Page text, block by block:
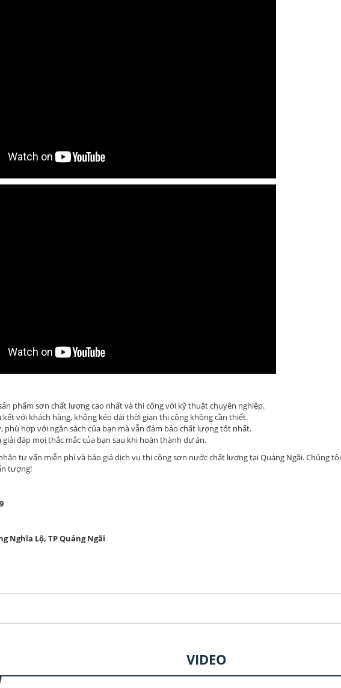
phẩm sơn chất lượng cao nhất và thi công với kỹ thuật chuyên nghiệp.
với khách hàng, không kéo dài thời gian thi công không cần thiết.
phù hợp với ngân sách của bạn mà vẫn đảm bảo chất lượng tốt nhất.
đáp mọi thắc mắc của bạn sau khi hoàn thành dự án.
tư vấn miễn phí và báo giá dịch vụ thi công sơn nước chất lượng tại Quảng Ngãi. Chúng
tượng!
Nghĩa Lộ, TP Quảng Ngãi
VIDEO